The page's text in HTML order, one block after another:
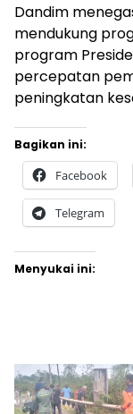
Dandim
mendukung
program
percepatan
peningkatan
Bagikan ini:
Facebook
Telegram
Menyukai ini: